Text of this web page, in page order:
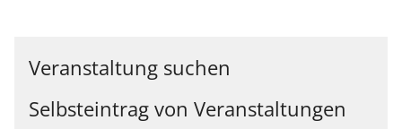
Veranstaltung suchen
Selbsteintrag von Veranstaltungen